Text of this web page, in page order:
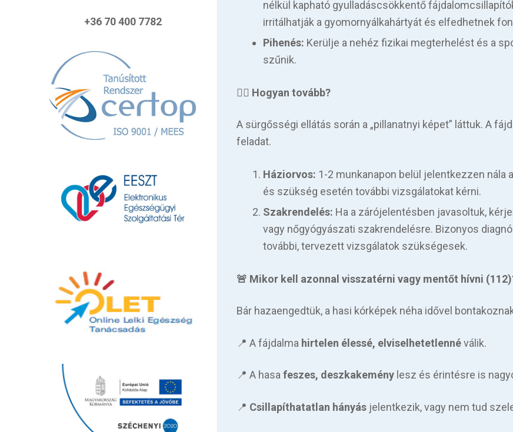
+36 70 400 7782
nélkül kapható gyulladáscsökkentő
irritálhatják a gyomornyálkahártyát és elfedhetnek
Pihenés: Kerülje a nehéz fizikai megterhelést és a
szűnik.
👨‍ ⚕️ Hogyan tovább?
A sürgősségi ellátás során a „pillanatnyi képet” láttuk. A
feladat.
Háziorvos: 1-2 munkanapon belül jelentkezzen nála
és szükség esetén további vizsgálatokat kérni.
Szakrendelés: Ha a zárójelentésben javasoltuk,
vagy nőgyógyászati szakrendelésre. Bizonyos
további, tervezett vizsgálatok szükségesek.
🚨 Mikor kell azonnal visszatérni vagy mentőt hívni
Bár hazaengedtük, a hasi kórképek néha idővel
📍 A fájdalma hirtelen élessé, elviselhetetlennéválik.
📍 A hasafeszes, deszkakemény lesz és érintésre is
📍 Csillapíthatatlan hányás jelentkezik, vagy nem tud